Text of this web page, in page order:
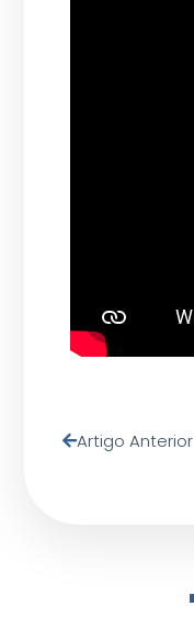
Artigo Anterior